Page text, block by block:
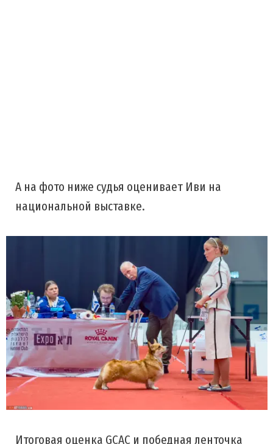
А на фото ниже судья оценивает Иви на
национальной выставке.
Итоговая оценка GCAC и победная ленточка